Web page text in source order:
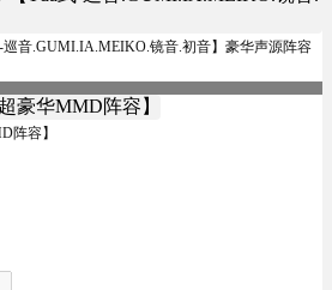
巡音.GUMI.IA.MEIKO.镜音.初音】豪华声源阵容
阵容】